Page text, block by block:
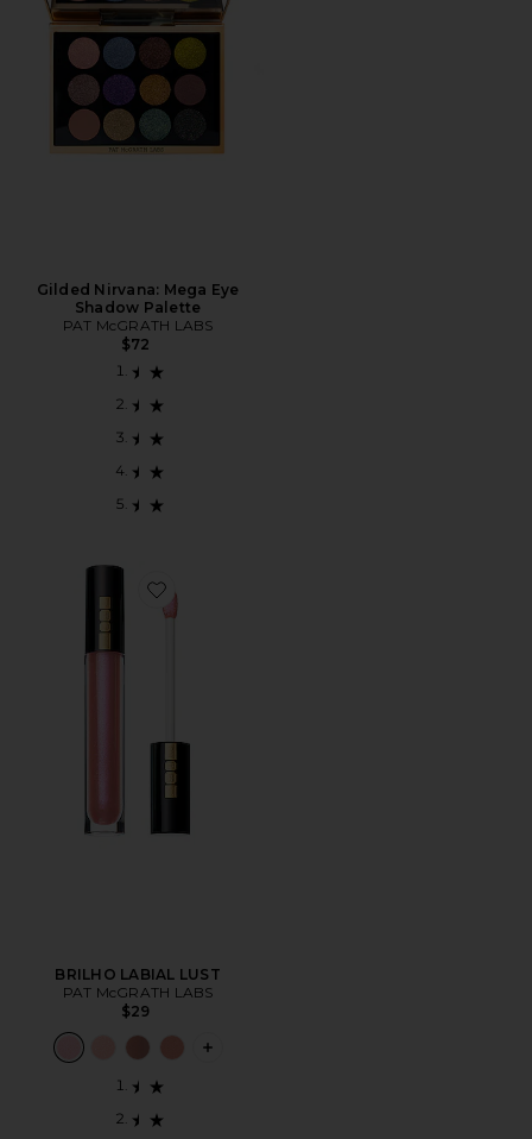
Gilded Nirvana: Mega Eye
Shadow Palette
PAT McGRATH LABS
$72
Favorite BRILHO LABIAL LUST
BRILHO LABIAL LUST
PAT McGRATH LABS
$29
PLUS ICON TO SEE MORE OPTIONS